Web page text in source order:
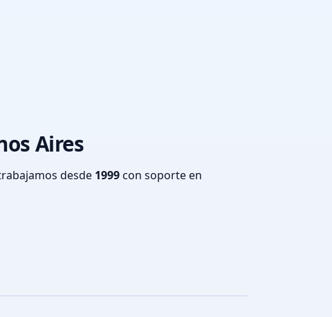
Aires
desde 1999con soporte en